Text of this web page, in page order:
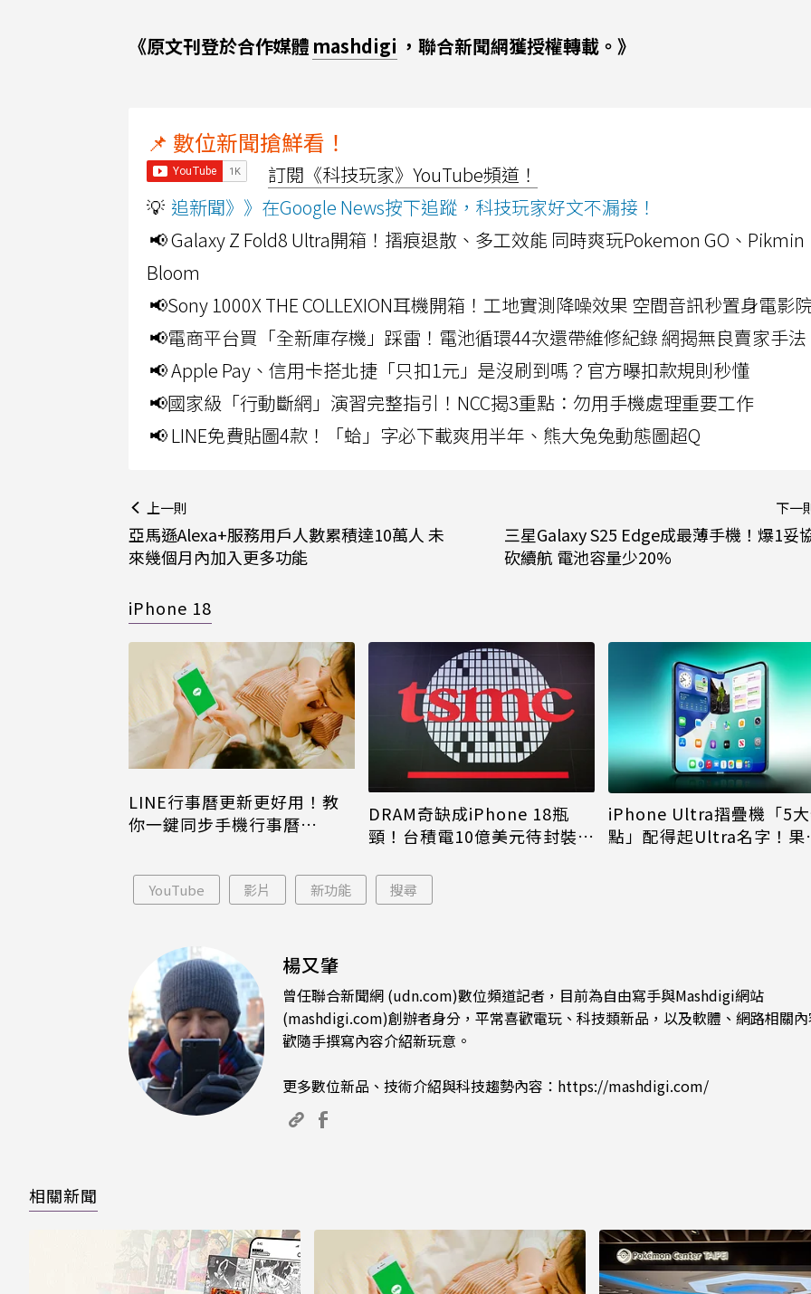
《原文刊登於合作媒體 mashdigi ，聯合新聞網獲授權轉載。》
📌 數位新聞搶鮮看！
訂閱《科技玩家》YouTube頻道！
💡 追新聞》》在Google News按下追蹤，科技玩家好文不漏接！
📢 Galaxy Z Fold8 Ultra開箱！摺痕退散、多工效能 同時爽玩Pokemon GO、Pikmin
Bloom
📢Sony 1000X THE COLLEXION耳機開箱！工地實測降噪效果 空間音訊秒置身電影
📢電商平台買「全新庫存機」踩雷！電池循環44次還帶維修紀錄 網揭無良賣家手法
📢 Apple Pay、信用卡搭北捷「只扣1元」是沒刷到嗎？官方曝扣款規則秒懂
📢國家級「行動斷網」演習完整指引！NCC揭3重點：勿用手機處理重要工作
📢 LINE免費貼圖4款！「蛤」字必下載爽用半年、熊大兔兔動態圖超Q
上一則
亞馬遜Alexa+服務用戶人數累積達10萬人 未
來幾個月內加入更多功能
下一
三星Galaxy S25 Edge成最薄手機！爆1妥
砍續航 電池容量少20%
iPhone 18
LINE行事曆更新更好用！教
你一鍵同步手機行事曆
DRAM奇缺成iPhone 18瓶
頸！台積電10億美元待封裝晶
iPhone Ultra摺疊機「5
點」配得起Ultra名字！果
YouTube 影片 新功能 搜尋
楊又肇
曾任聯合新聞網 (udn.com)數位頻道記者，目前為自由寫手與Mashdigi網站
(mashdigi.com)創辦者身分，平常喜歡電玩、科技類新品，以及軟體、網路相關
歡隨手撰寫內容介紹新玩意。
更多數位新品、技術介紹與科技趨勢內容： https://mashdigi.com/
相關新聞